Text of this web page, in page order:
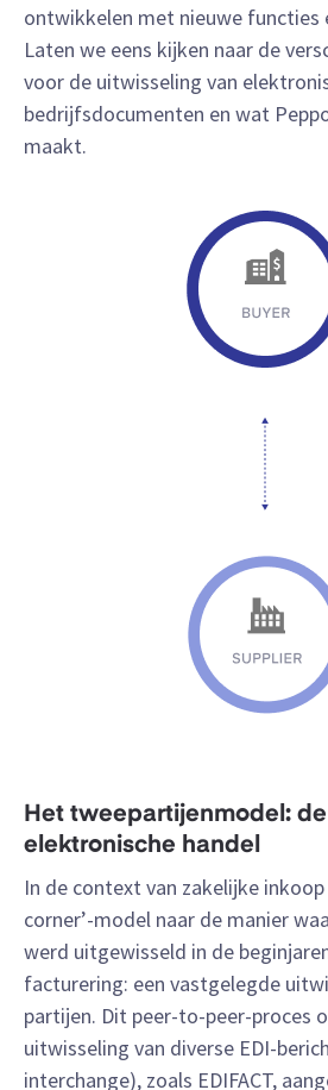
ontwikkelen met nieuwe functies
Laten we eens kijken naar de
voor de uitwisseling van
bedrijfsdocumenten en wat
maakt.
Het tweepartijenmodel:
elektronische handel
In de context van zakelijke
corner’-model naar de manier
werd uitgewisseld in de
facturering: een vastgelegde
partijen. Dit peer-to-peer-proces
uitwisseling van diverse EDI-
interchange), zoals EDIFACT,